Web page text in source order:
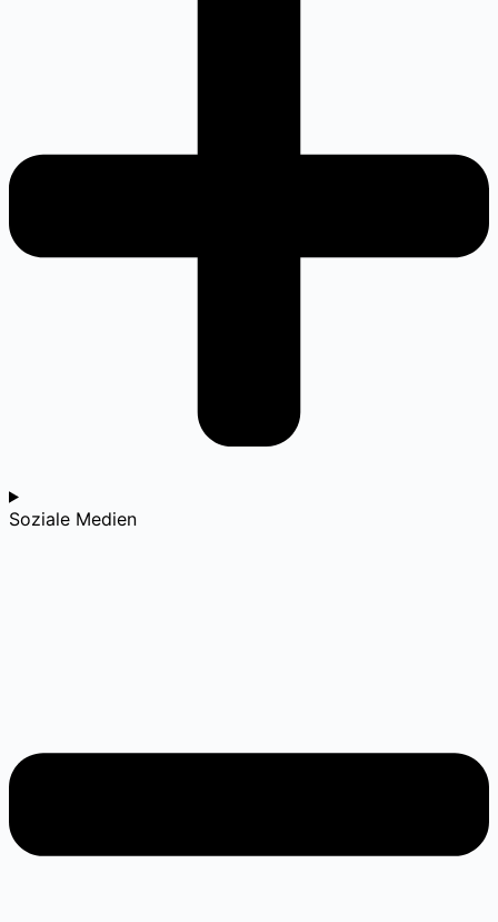
Soziale Medien